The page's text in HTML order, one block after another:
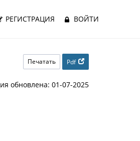
РЕГИСТРАЦИЯ ВОЙТИ
Печатать Pdf
обновлена: 01-07-2025